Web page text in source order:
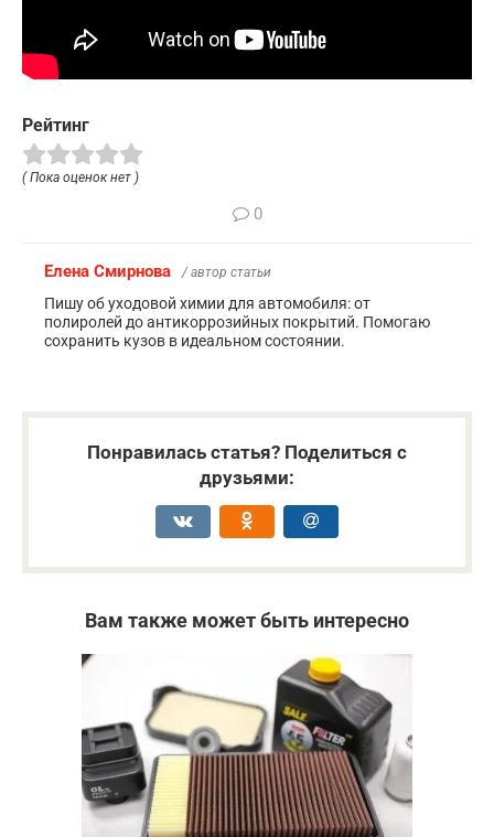
Рейтинг
( Пока оценок нет )
0
Елена Смирнова / автор статьи
Пишу об уходовой химии для автомобиля: от
полиролей до антикоррозийных покрытий. Помогаю
сохранить кузов в идеальном состоянии.
Понравилась статья? Поделиться с
друзьями:
Вам также может быть интересно